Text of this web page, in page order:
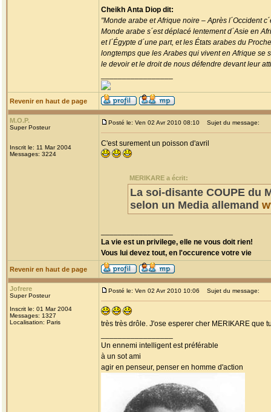
Cheikh Anta Diop dit:
"Monde arabe et Afrique noire – Après l´Occident
Monde arabe s´est déplacé lentement d´Asie en
et l´Égypte d´une part, et les États arabes du
longtemps que les Arabes qui vivent en Afrique se
le devoir et le droit de nous défendre devant leur
Revenir en haut de page
M.O.P.
Super Posteur
Inscrit le: 11 Mar 2004
Messages: 3224
Posté le: Ven 02 Avr 2010 08:10 Sujet du message:
C'est surement un poisson d'avril
MERIKARE a écrit:
La soi-disante COUPE du
selon un Media allemand
La vie est un privilege, elle ne vous doit rien!
Vous lui devez tout, en l'occurence votre vie
Revenir en haut de page
Jofrere
Super Posteur
Inscrit le: 01 Mar 2004
Messages: 1327
Localisation: Paris
Posté le: Ven 02 Avr 2010 10:06 Sujet du message:
très très drôle. J'ose esperer cher MERIKARE que
Un ennemi intelligent est préférable
à un sot ami
agir en penseur, penser en homme d'action